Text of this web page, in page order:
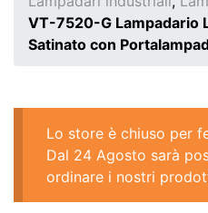
VT-7520-G Lampadario
Satinato con
Lo store è chiuso per
Dal 24 Agosto sarà
ordinare i nostri